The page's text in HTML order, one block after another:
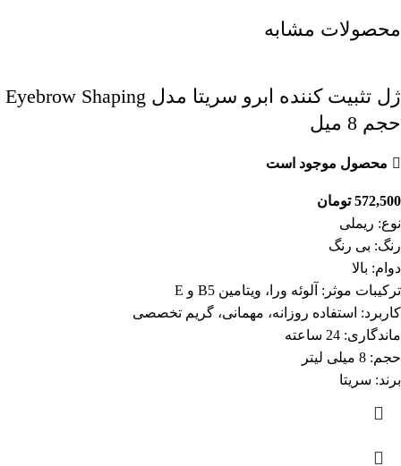
محصولات مشابه
ژل تثبیت کننده ابرو سریتا مدل Eyebrow Shaping
حجم 8 میل
محصول موجود است
572,500 تومان
نوع: ریملی
رنگ: بی رنگ
دوام: بالا
ترکیبات موثر: آلوئه ورا، ویتامین B5 و E
کاربرد: استفاده روزانه، مهمانی، گریم تخصصی
ماندگاری: 24 ساعته
حجم: 8 میلی لیتر
برند: سریتا